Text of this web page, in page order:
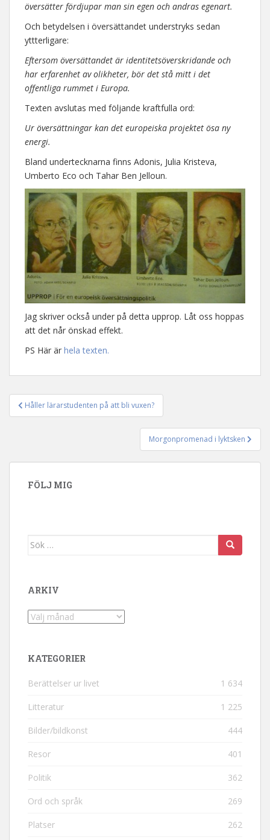
översätter fördjupar man sin egen och andras egenart.
Och betydelsen i översättandet understryks sedan
yttterligare:
Eftersom översättandet är identitetsöverskridande och
har erfarenhet av olikheter, bör det stå mitt i det
offentliga rummet i Europa.
Texten avslutas med följande kraftfulla ord:
Ur översättningar kan det europeiska projektet ösa ny
energi.
Bland undertecknarna finns Adonis, Julia Kristeva,
Umberto Eco och Tahar Ben Jelloun.
Jag skriver också under på detta upprop. Låt oss hoppas
att det når önskad effekt.
PS Här är hela texten.
Inläggsnavigering
Håller lärarstudenten på att bli vuxen?
Morgonpromenad i lyktsken
FÖLJ MIG
Sök efter:
ARKIV
Arkiv
KATEGORIER
Berättelser ur livet 1 634
Litteratur 1 225
Bilder/bildkonst 444
Resor 401
Politik 362
Ord och språk 269
Platser 262